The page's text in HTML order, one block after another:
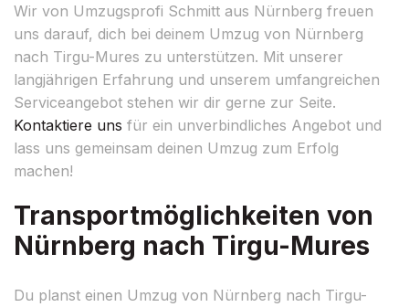
Wir von Umzugsprofi Schmitt aus Nürnberg freuen
uns darauf, dich bei deinem Umzug von Nürnberg
nach Tirgu-Mures zu unterstützen. Mit unserer
langjährigen Erfahrung und unserem umfangreichen
Serviceangebot stehen wir dir gerne zur Seite.
Kontaktiere uns für ein unverbindliches Angebot und
lass uns gemeinsam deinen Umzug zum Erfolg
machen!
Transportmöglichkeiten von
Nürnberg nach Tirgu-Mures
Du planst einen Umzug von Nürnberg nach Tirgu-